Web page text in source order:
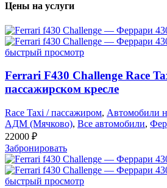
Цены на услуги
быстрый просмотр
Ferrari F430 Challenge Race
пассажирском кресле
Race Taxi / пассажиром, Автомобили
АДМ (Мячково), Все автомобили,
22000 ₽
Забронировать
быстрый просмотр